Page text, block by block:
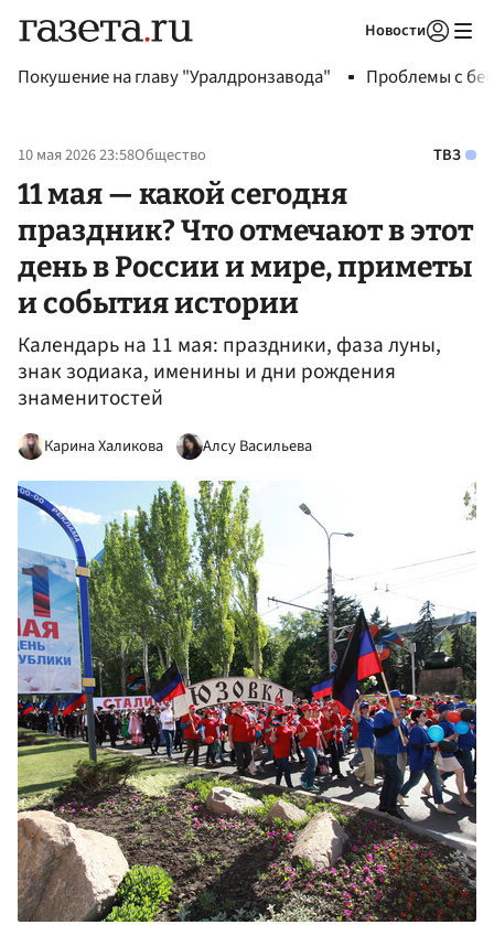
Новости
Покушение на главу "Уралдронзавода" Проблемы с
10 мая 2026 23:58Общество ТВЗ
11 мая — какой сегодня
праздник? Что отмечают в этот
день в России и мире, приметы
и события истории
Календарь на 11 мая: праздники, фаза луны,
знак зодиака, именины и дни рождения
знаменитостей
Карина Халикова Алсу Васильева